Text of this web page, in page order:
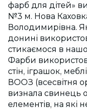
фарб для дітей»
№3 м. Нова
Володимирівна.
донині
стикаємося в
Фарби
стін, іграшок,
ВООЗ (всесвітня
визнала свинець
елементів, на які